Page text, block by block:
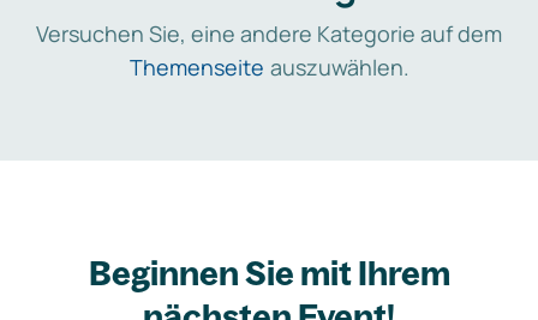
Versuchen Sie, eine andere Kategorie auf dem
Themenseite auszuwählen.
Beginnen Sie mit Ihrem